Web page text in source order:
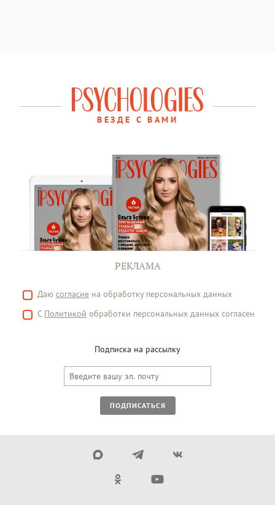
ВЕЗДЕ С ВАМИ
РЕКЛАМА
Даю согласие на обработку персональных данных
С Политикой обработки персональных данных согласен
Подписка на рассылку
ПОДПИСАТЬСЯ